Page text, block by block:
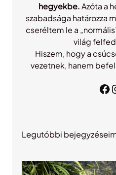
hegyekbe.Azóta a
szabadsága határozza
cseréltem le a
világ
Hiszem, hogy a
vezetnek, hanem
Facebook
Legutóbbi